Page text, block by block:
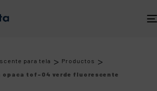
para tela > Productos >
opaca tof-04 verde fluorescente